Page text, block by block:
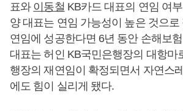
표와 이동철 KB카드 대표의 연임 여
양 대표는 연임 가능성이 높은 것으로
연임에 성공한다면 6년 동안 손해보험
대표는 허인 KB국민은행장의 대항마
행장의 재연임이 확정되면서 자연스
에도 힘이 실리게 됐다.